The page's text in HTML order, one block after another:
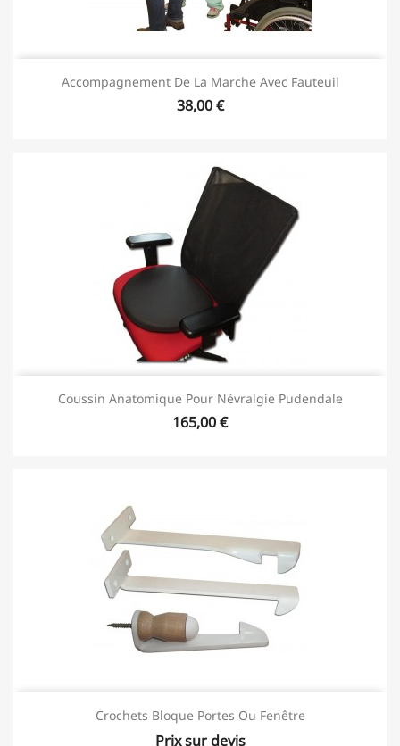
Accompagnement De La Marche Avec Fauteuil
38,00 €
Coussin Anatomique Pour Névralgie Pudendale
165,00 €
Crochets Bloque Portes Ou Fenêtre
Prix sur devis